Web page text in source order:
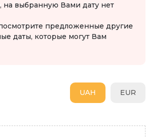
на выбранную Вами дату нет
предложенные другие
даты, которые могут Вам
EUR
UAH